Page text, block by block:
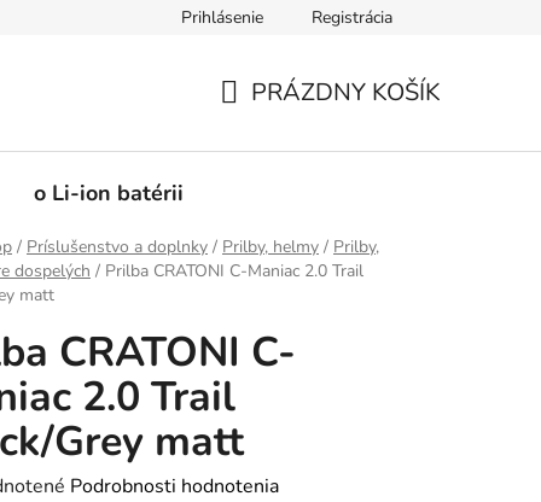
Prihlásenie Registrácia
PRÁZDNY KOŠÍK
o Li-ion batérii
/ Príslušenstvo a doplnky / Prilby, helmy / Prilby,
dospelých / Prilba CRATONI C-Maniac 2.0 Trail
matt
CRATONI C-
2.0 Trail
Grey matt
Podrobnosti hodnotenia